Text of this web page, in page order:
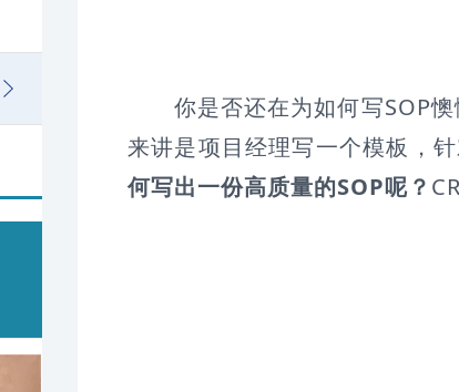
你是否还在为如何写SOP懊
来讲是项目经理写一个模板，
何写出一份高质量的SOP呢？